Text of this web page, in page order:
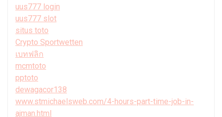
uus777 login
uus777 slot
situs toto
Crypto Sportwetten
เบทฟลิก
mcmtoto
pptoto
dewagacor138
www.stmichaelsweb.com/4-hours-part-time-job-in-
ajman.html